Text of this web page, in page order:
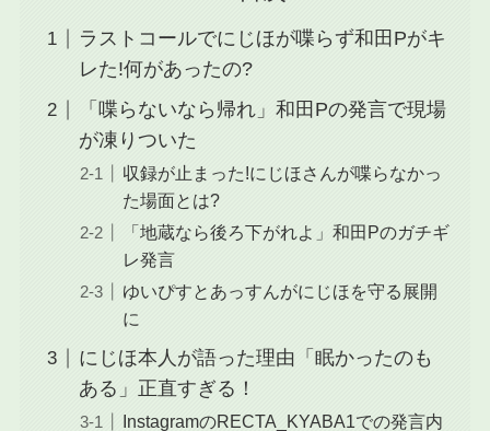
ラストコールでにじほが喋らず和田Pがキ
レた!何があったの?
「喋らないなら帰れ」和田Pの発言で現場
が凍りついた
収録が止まった!にじほさんが喋らなかっ
た場面とは?
「地蔵なら後ろ下がれよ」和田Pのガチギ
レ発言
ゆいぴすとあっすんがにじほを守る展開
に
にじほ本人が語った理由「眠かったのも
ある」正直すぎる！
InstagramのRECTA_KYABA1での発言内